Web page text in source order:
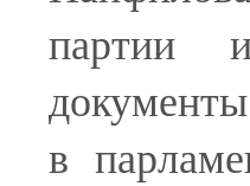
партии
в